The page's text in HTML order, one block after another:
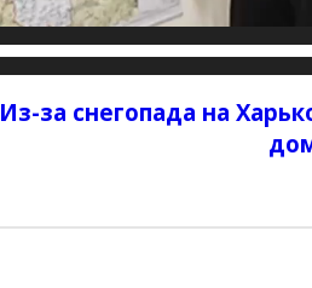
Из-за снегопада на